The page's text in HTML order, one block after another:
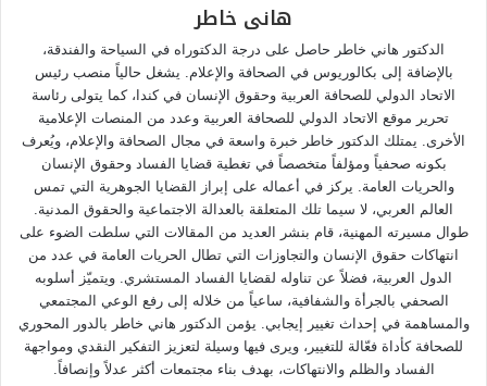
هانى خاطر
الدكتور هاني خاطر حاصل على درجة الدكتوراه في السياحة والفندقة،
بالإضافة إلى بكالوريوس في الصحافة والإعلام. يشغل حالياً منصب رئيس
الاتحاد الدولي للصحافة العربية وحقوق الإنسان في كندا، كما يتولى رئاسة
تحرير موقع الاتحاد الدولي للصحافة العربية وعدد من المنصات الإعلامية
الأخرى. يمتلك الدكتور خاطر خبرة واسعة في مجال الصحافة والإعلام، ويُعرف
بكونه صحفياً ومؤلفاً متخصصاً في تغطية قضايا الفساد وحقوق الإنسان
والحريات العامة. يركز في أعماله على إبراز القضايا الجوهرية التي تمس
العالم العربي، لا سيما تلك المتعلقة بالعدالة الاجتماعية والحقوق المدنية.
طوال مسيرته المهنية، قام بنشر العديد من المقالات التي سلطت الضوء على
انتهاكات حقوق الإنسان والتجاوزات التي تطال الحريات العامة في عدد من
الدول العربية، فضلاً عن تناوله لقضايا الفساد المستشري. ويتميّز أسلوبه
الصحفي بالجرأة والشفافية، ساعياً من خلاله إلى رفع الوعي المجتمعي
والمساهمة في إحداث تغيير إيجابي. يؤمن الدكتور هاني خاطر بالدور المحوري
للصحافة كأداة فعّالة للتغيير، ويرى فيها وسيلة لتعزيز التفكير النقدي ومواجهة
الفساد والظلم والانتهاكات، بهدف بناء مجتمعات أكثر عدلاً وإنصافاً.